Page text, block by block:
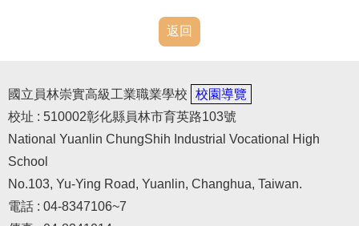
返回
國立員林崇實高級工業職業學校
校園導覽
校址 : 510002彰化縣員林市育英路103號
National Yuanlin ChungShih Industrial Vocational High
School
No.103, Yu-Ying Road, Yuanlin, Changhua, Taiwan.
電話 : 04-8347106~7